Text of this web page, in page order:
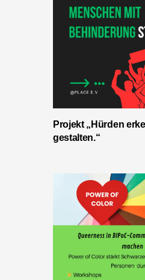
Projekt „Hürden
gestalten.“